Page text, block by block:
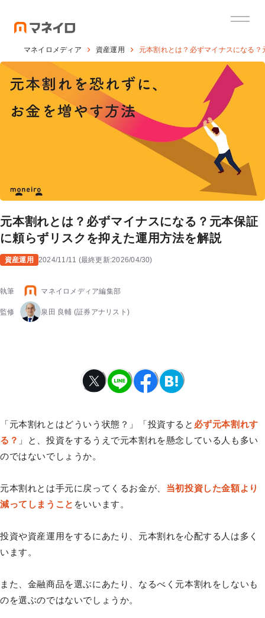
マネイロメディア 資産運用 元本割れとは？必ずマイナスになる
元本割れとは？必ずマイナスになる？元本保証
に頼らずリスクを抑えた運用方法を解説
資産運用 2024/11/11 (最終更新:2026/04/30)
執筆 マネイロメディア編集部
監修 泉田 良輔 (証券アナリスト)
「元本割れとはどういう状態？」「投資すると 必ず元本割れす
る？ 」と、投資をするうえで元本割れを懸念している人も多い
のではないでしょうか。
元本割れとは手元に戻ってくるお金が、 当初投資した金額より
減ってしまうこと をいいます。
投資や資産運用をするにあたり、元本割れを心配する人は多く
います。
また、金融商品を選ぶにあたり、なるべく元本割れをしないも
のを選ぶのではないでしょうか。